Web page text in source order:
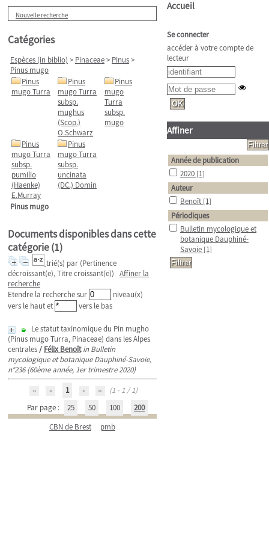
Nouvelle recherche
Catégories
Espèces (in biblio) > Pinaceae> Pinus>
Pinus mugo
Pinus
mugo Turra
Pinus
mugo Turra
subsp.
mughus
(Scop.)
O.Schwarz
Pinus
mugo
Turra
subsp.
mugo
Pinus
mugo Turra
subsp.
pumilio
(Haenke)
E.Murray
Pinus
mugo Turra
subsp.
uncinata
(DC.) Domin
Pinus mugo
Documents disponibles dans cette
catégorie (1)
trié(s) par (Pertinence
décroissant(e), Titre croissant(e)) Affiner la
recherche
Etendre la recherche sur
niveau(x)
vers le haut et
vers le bas
Le statut taxinomique du Pin mugho
(Pinus mugo Turra, Pinaceae) dans les Alpes
centrales/ Félix Benoît in Bulletin
mycologique et botanique Dauphiné-Savoie,
n°236 (60ème année, 1er trimestre 2020)
1
(1 - 1 / 1)
Par page :
25 50 100
200
CBN de Brest
pmb
Accueil
Se connecter
accéder à votre compte de
lecteur
Affiner
Année de publication
2020 [1]
Auteur
Benoît [1]
Périodiques
Bulletin mycologique et
botanique Dauphiné-
Savoie [1]